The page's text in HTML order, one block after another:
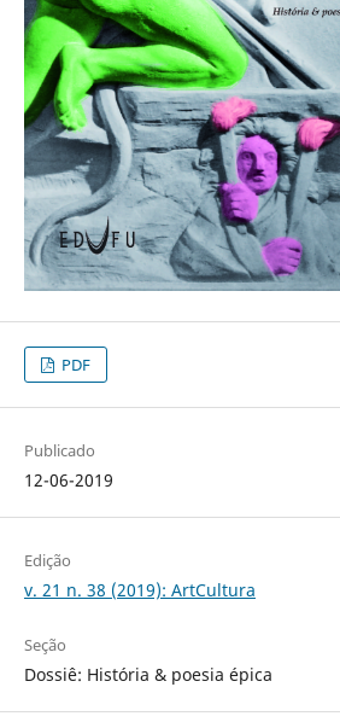
PDF
Publicado
12-06-2019
Edição
v. 21 n. 38 (2019): ArtCultura
Seção
Dossiê: História & poesia épica